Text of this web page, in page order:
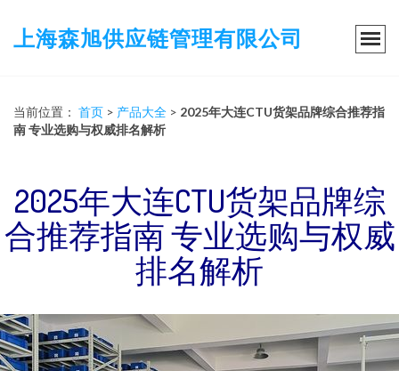
上海森旭供应链管理有限公司
当前位置： 首页 > 产品大全 > 2025年大连CTU货架品牌综合推荐指
南 专业选购与权威排名解析
2025年大连CTU货架品牌综
合推荐指南 专业选购与权威
排名解析